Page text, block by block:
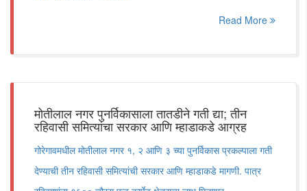
Read More
मोतीलाल नगर पुनर्विकासाला तातडीने गती द्या; तीन
रहिवासी समित्यांचा सरकार आणि म्हाडाकडे आग्रह
गोरेगावमधील मोतीलाल नगर १, २ आणि ३ च्या पुनर्विकास प्रकल्पाला गती
देण्याची तीन रहिवासी समित्यांची सरकार आणि म्हाडाकडे मागणी. पात्र